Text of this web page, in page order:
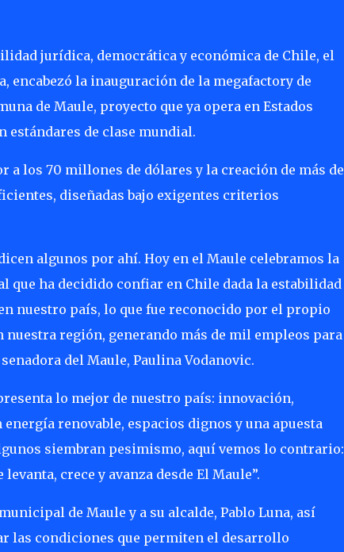
jurídica, democrática y económica de Chile, el
encabezó la inauguración de la megafactory de
de Maule, proyecto que ya opera en Estados
estándares de clase mundial.
los 70 millones de dólares y la creación de más de
diseñadas bajo exigentes criterios
algunos por ahí. Hoy en el Maule celebramos la
que ha decidido confiar en Chile dada la estabilidad
nuestro país, lo que fue reconocido por el propio
región, generando más de mil empleos para
del Maule, Paulina Vodanovic.
lo mejor de nuestro país: innovación,
renovable, espacios dignos y una apuesta
siembran pesimismo, aquí vemos lo contrario:
crece y avanza desde El Maule”.
de Maule y a su alcalde, Pablo Luna, así
las condiciones que permiten el desarrollo